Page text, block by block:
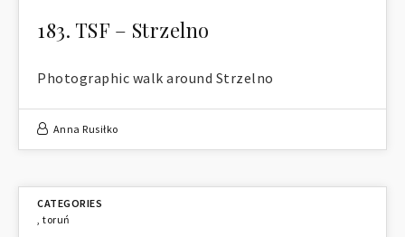
183. TSF – Strzelno
Photographic walk around Strzelno
Anna Rusiłko
toruń